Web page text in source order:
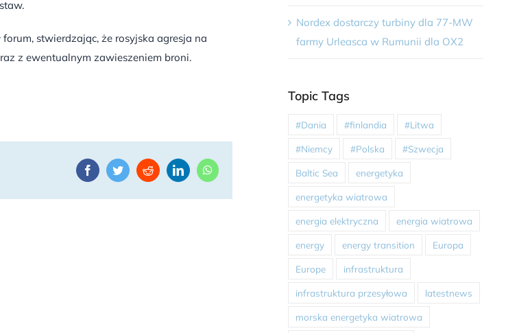
stwierdzając, że rosyjska agresja na
z ewentualnym zawieszeniem broni.
FacebookTwitterRedditLinkedInWhatsApp
Nordex dostarczy turbiny dla 77-MW
farmy Urleasca w Rumunii dla OX2
Topic Tags
#Dania #finlandia #Litwa
#Niemcy #Polska #Szwecja
Baltic Sea energetyka
energetyka wiatrowa
energia elektryczna energia wiatrowa
energy energy transition Europa
Europe infrastruktura
infrastruktura przesyłowa latestnews
morska energetyka wiatrowa